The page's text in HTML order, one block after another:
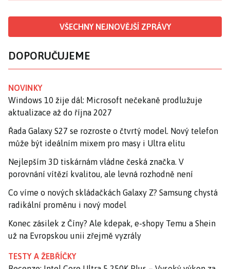
VŠECHNY NEJNOVĚJŠÍ ZPRÁVY
DOPORUČUJEME
NOVINKY
Windows 10 žije dál: Microsoft nečekaně prodlužuje
aktualizace až do října 2027
Řada Galaxy S27 se rozroste o čtvrtý model. Nový telefon
může být ideálním mixem pro masy i Ultra elitu
Nejlepším 3D tiskárnám vládne česká značka. V
porovnání vítězí kvalitou, ale levná rozhodně není
Co víme o nových skládačkách Galaxy Z? Samsung chystá
radikální proměnu i nový model
Konec zásilek z Číny? Ale kdepak, e-shopy Temu a Shein
už na Evropskou unii zřejmě vyzrály
TESTY A ŽEBŘÍČKY